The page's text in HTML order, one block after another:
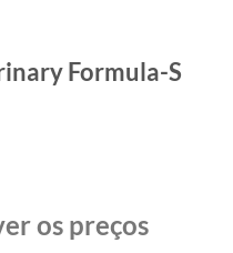
Formula-S
os preços